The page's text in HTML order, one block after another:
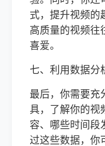
式，提升视频的
高质量的视频往
喜爱。
七、利用数据分
最后，你需要充
具，了解你的视
容、哪些时间段
过这些数据，你